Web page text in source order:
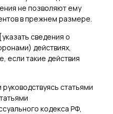
не позволяют ему
в прежнем размере.
указать сведения о
действиях,
если такие действия
статьями
кодекса РФ,